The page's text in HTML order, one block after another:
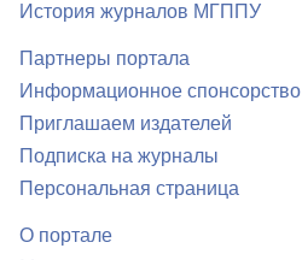
История журналов МГППУ
Партнеры портала
Информационное спонсорство
Приглашаем издателей
Подписка на журналы
Персональная страница
О портале